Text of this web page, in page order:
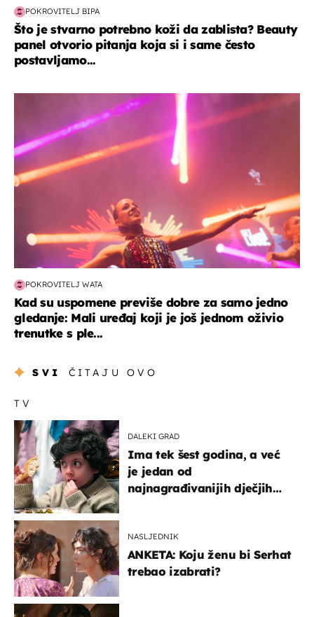
POKROVITELJ BIPA
Što je stvarno potrebno koži da zablista? Beauty
panel otvorio pitanja koja si i same često
postavljamo...
POKROVITELJ WATA
Kad su uspomene previše dobre za samo jedno
gledanje: Mali uređaj koji je još jednom oživio
trenutke s ple...
SVI ČITAJU OVO
TV
DALEKI GRAD
Ima tek šest godina, a već
je jedan od
najnagrađivanijih dječjih
NASLJEDNIK
ANKETA: Koju ženu bi Serhat
trebao izabrati?